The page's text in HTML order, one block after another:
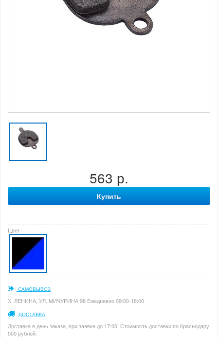
563 р.
Купить
Цвет
САМОВЫВОЗ
Х. ЛЕНИНА, УЛ. МИЧУРИНА 98 Ежедневно 09:00-18:00
ДОСТАВКА
Доставка в день заказа, при заявке до 17:00. Стоимость доставки по Краснодару
500 рублей.